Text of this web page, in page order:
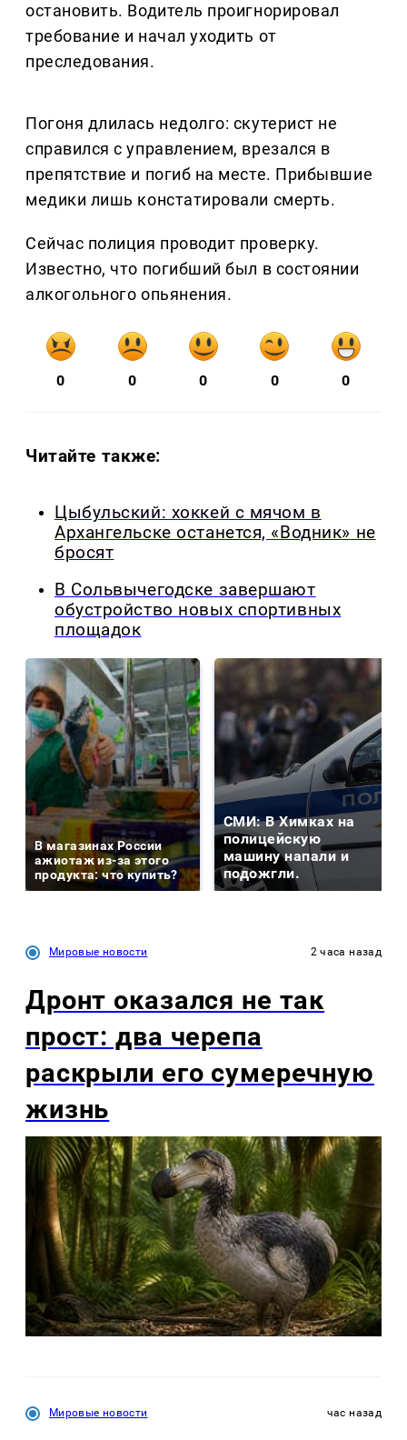
остановить. Водитель проигнорировал
требование и начал уходить от
преследования.
Погоня длилась недолго: скутерист не
справился с управлением, врезался в
препятствие и погиб на месте. Прибывшие
медики лишь констатировали смерть.
Сейчас полиция проводит проверку.
Известно, что погибший был в состоянии
алкогольного опьянения.
0 0 0 0 0
Читайте также:
Цыбульский: хоккей с мячом в
Архангельске останется, «Водник» не
бросят
В Сольвычегодске завершают
обустройство новых спортивных
площадок
В магазинах России
ажиотаж из-за этого
продукта: что купить?
СМИ: В Химках на
полицейскую
машину напали и
подожгли.
Мировые новости 2 часа назад
Дронт оказался не так
прост: два черепа
раскрыли его сумеречную
жизнь
Мировые новости час назад